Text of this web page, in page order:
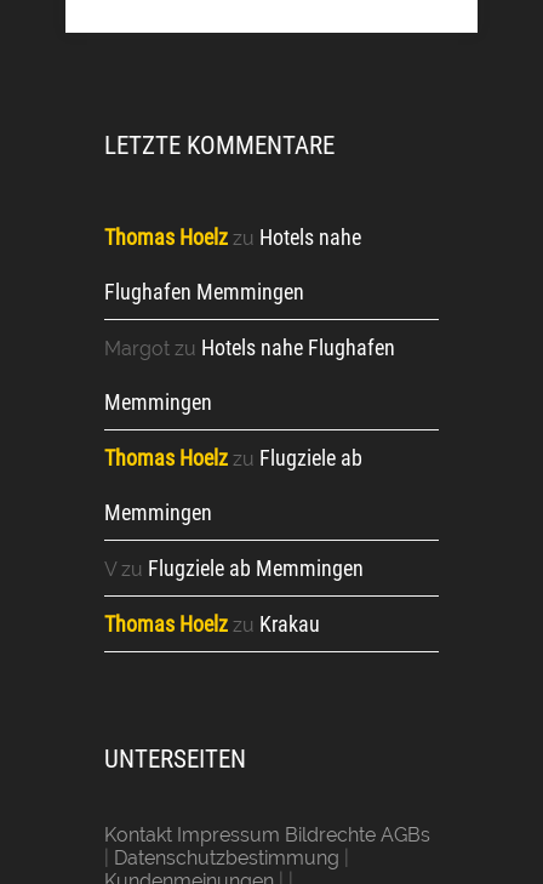
LETZTE KOMMENTARE
Thomas Hoelz zu Hotels nahe
Flughafen Memmingen
Margot zu Hotels nahe Flughafen
Memmingen
Thomas Hoelz zu Flugziele ab
Memmingen
Vzu Flugziele ab Memmingen
Thomas Hoelz zu Krakau
UNTERSEITEN
Kontakt Impressum Bildrechte AGBs
Datenschutzbestimmung